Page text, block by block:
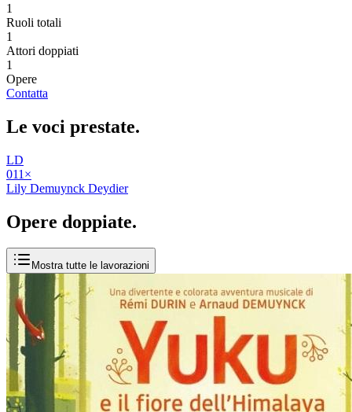
1
Ruoli totali
1
Attori doppiati
1
Opere
Contatta
Le voci prestate.
LD
011 ×
Lily Demuynck Deydier
Opere doppiate.
Mostra tutte le lavorazioni